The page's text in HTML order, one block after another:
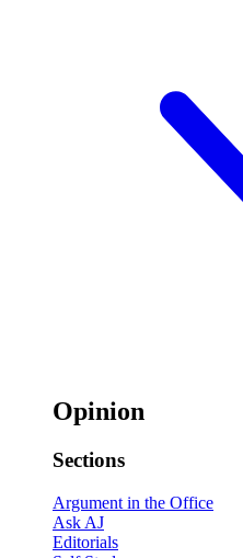
Opinion
Sections
Argument in the Office
Ask AJ
Editorials